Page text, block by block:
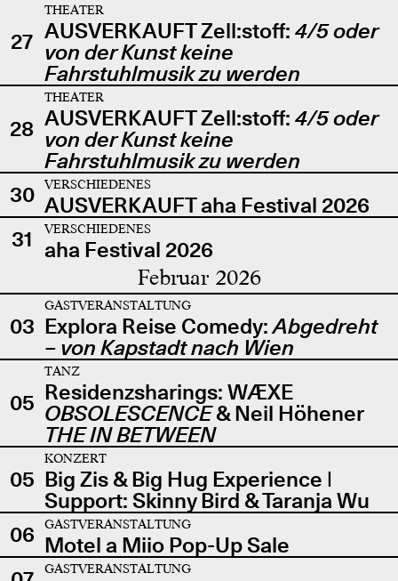
27
THEATER
AUSVERKAUFT Zell:stoff: 4/5 oder
von der Kunst keine
Fahrstuhlmusik zu werden
28
THEATER
AUSVERKAUFT Zell:stoff: 4/5 oder
von der Kunst keine
Fahrstuhlmusik zu werden
30
VERSCHIEDENES
AUSVERKAUFT aha Festival 2026
31
VERSCHIEDENES
aha Festival 2026
Februar 2026
03
GASTVERANSTALTUNG
Explora Reise Comedy:Abgedreht
– von Kapstadt nach Wien
05
TANZ
Residenzsharings: WÆXE
OBSOLESCENCE& Neil Höhener
THE IN BETWEEN
05
KONZERT
Big Zis & Big Hug Experience |
Support: Skinny Bird & Taranja Wu
06
GASTVERANSTALTUNG
Motel a Miio Pop-Up Sale
GASTVERANSTALTUNG